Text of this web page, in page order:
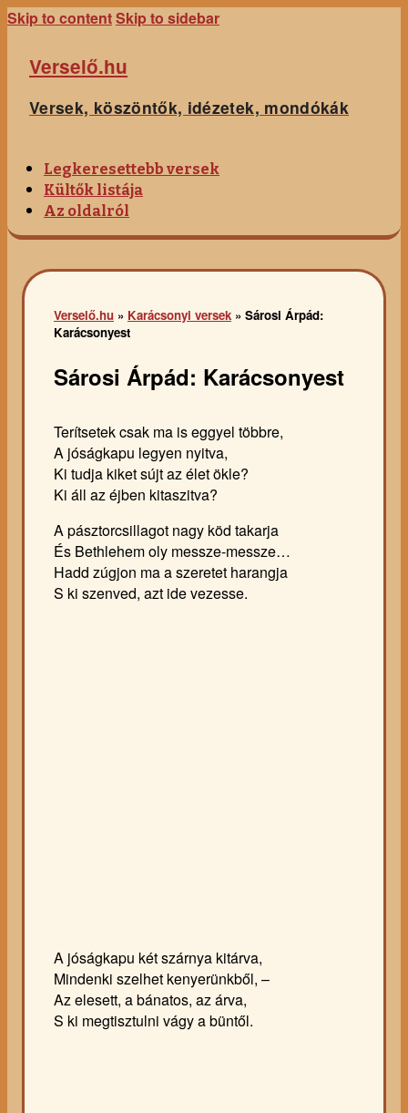
Skip to contentSkip to sidebar
Verselő.hu
Versek, köszöntők, idézetek, mondókák
Legkeresettebb versek
Kültők listája
Az oldalról
Verselő.hu » Karácsonyi versek » Sárosi Árpád:
Karácsonyest
Sárosi Árpád: Karácsonyest
Terítsetek csak ma is eggyel többre,
A jóságkapu legyen nyitva,
Ki tudja kiket sújt az élet ökle?
Ki áll az éjben kitaszitva?
A pásztorcsillagot nagy köd takarja
És Bethlehem oly messze-messze…
Hadd zúgjon ma a szeretet harangja
S ki szenved, azt ide vezesse.
A jóságkapu két szárnya kitárva,
Mindenki szelhet kenyerünkből, –
Az elesett, a bánatos, az árva,
S ki megtisztulni vágy a büntől.